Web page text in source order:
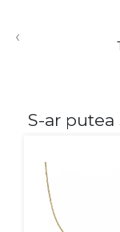
18K
Cu pietre
Diamante
‹
S-ar putea